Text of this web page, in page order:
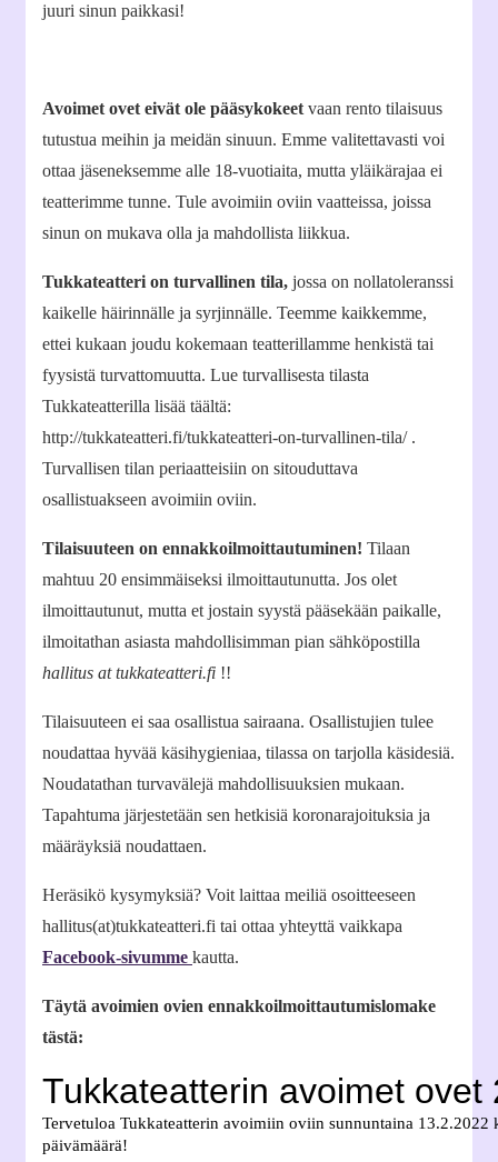
juuri sinun paikkasi!
Avoimet ovet eivät ole pääsykokeet vaan rento tilaisuus
tutustua meihin ja meidän sinuun. Emme valitettavasti voi
ottaa jäseneksemme alle 18-vuotiaita, mutta yläikärajaa ei
teatterimme tunne. Tule avoimiin oviin vaatteissa, joissa
sinun on mukava olla ja mahdollista liikkua.
Tukkateatteri on turvallinen tila, jossa on nollatoleranssi
kaikelle häirinnälle ja syrjinnälle. Teemme kaikkemme,
ettei kukaan joudu kokemaan teatterillamme henkistä tai
fyysistä turvattomuutta. Lue turvallisesta tilasta
Tukkateatterilla lisää täältä:
http://tukkateatteri.fi/tukkateatteri-on-turvallinen-tila/ .
Turvallisen tilan periaatteisiin on sitouduttava
osallistuakseen avoimiin oviin.
Tilaisuuteen on ennakkoilmoittautuminen! Tilaan
mahtuu 20 ensimmäiseksi ilmoittautunutta. Jos olet
ilmoittautunut, mutta et jostain syystä pääsekään paikalle,
ilmoitathan asiasta mahdollisimman pian sähköpostilla
hallitus at tukkateatteri.fi !!
Tilaisuuteen ei saa osallistua sairaana. Osallistujien tulee
noudattaa hyvää käsihygieniaa, tilassa on tarjolla käsidesiä.
Noudatathan turvavälejä mahdollisuuksien mukaan.
Tapahtuma järjestetään sen hetkisiä koronarajoituksia ja
määräyksiä noudattaen.
Heräsikö kysymyksiä? Voit laittaa meiliä osoitteeseen
hallitus(at)tukkateatteri.fi tai ottaa yhteyttä vaikkapa
Facebook-sivumme kautta.
Täytä avoimien ovien ennakkoilmoittautumislomake
tästä: